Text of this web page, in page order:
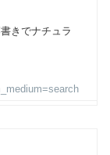
きでナチュラ